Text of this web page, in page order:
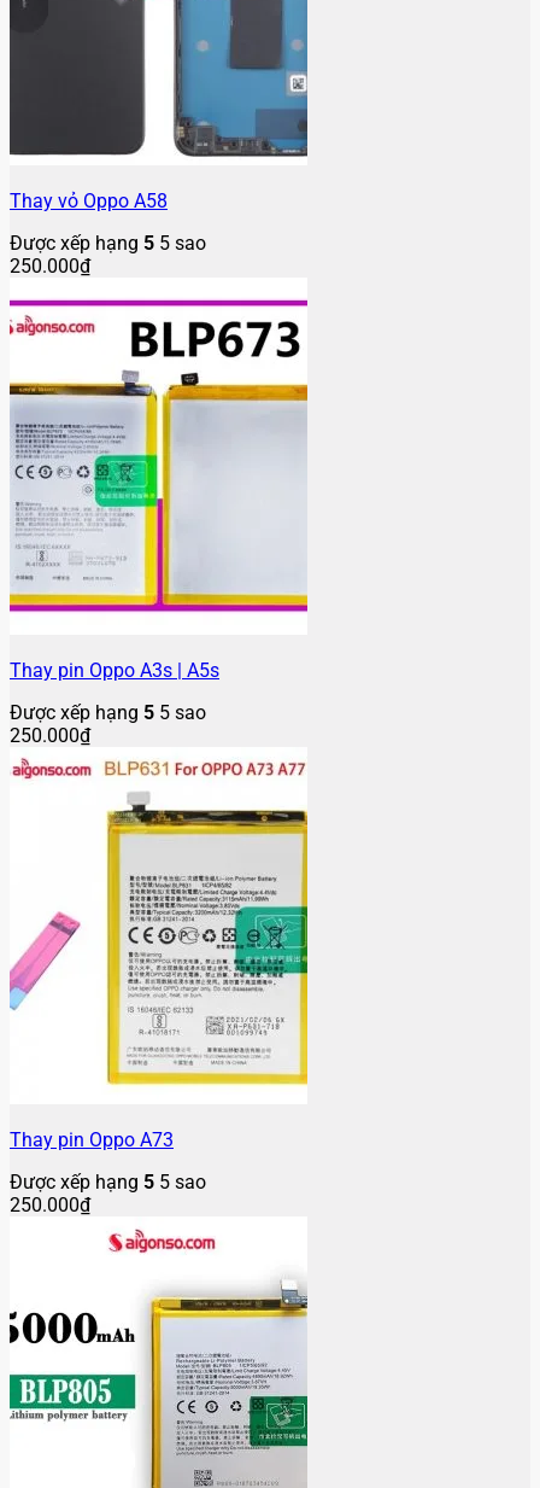
Thay vỏ Oppo A58
Được xếp hạng 5 5 sao
250.000₫
Thay pin Oppo A3s | A5s
Được xếp hạng 5 5 sao
250.000₫
Thay pin Oppo A73
Được xếp hạng 5 5 sao
250.000₫